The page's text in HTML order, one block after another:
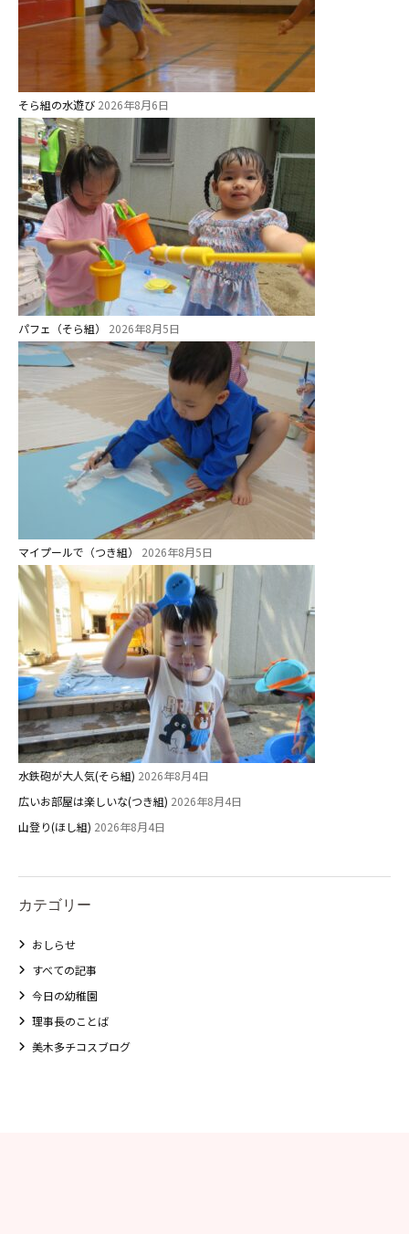
そら組の水遊び 2026年8月6日
パフェ（そら組） 2026年8月5日
マイプールで（つき組） 2026年8月5日
水鉄砲が大人気(そら組) 2026年8月4日
広いお部屋は楽しいな(つき組) 2026年8月4日
山登り(ほし組) 2026年8月4日
カテゴリー
おしらせ
すべての記事
今日の幼稚園
理事長のことば
美木多チコスブログ
教職員募集
園のこと
園舎案内
安⼼・安全対策
給⾷
課外教室
理事長のことば
教育と保育
美⽊多幼稚園の理想
園の1⽇
年間⾏事
預かり保育［ヒラソル ]
美⽊多チコス
美⽊多チコスについて
美⽊多チコスブログ
未就園児クラス
0歳親子登園［マカロンクラス ]
1歳・2歳親子登園［マリポサクラ
ス ]
2歳児ひとり登園［ゆず組 ]
グループ施設・
関係先リンク
学校法⼈鴨⾕学園 鳳幼稚園
⼤阪府私⽴幼稚園連盟